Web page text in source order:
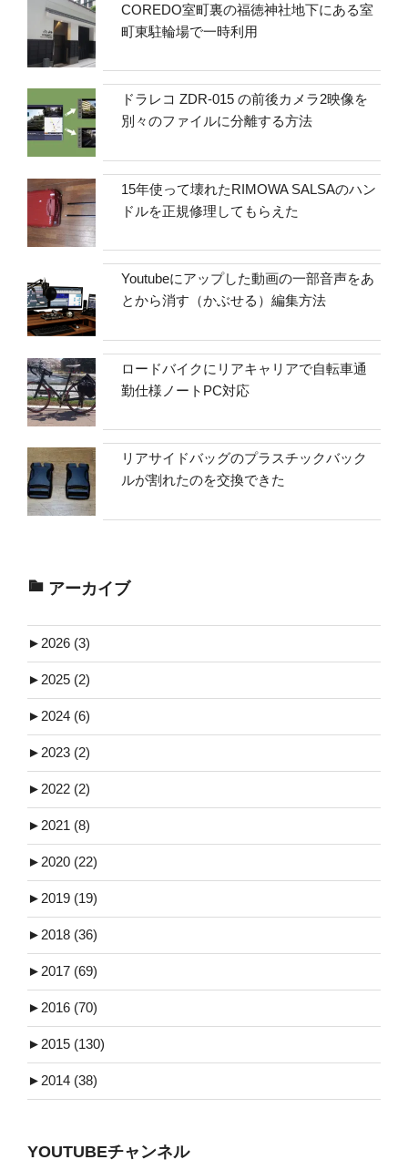
COREDO室町裏の福徳神社地下にある室
町東駐輪場で一時利用
ドラレコ ZDR-015 の前後カメラ2映像を
別々のファイルに分離する方法
15年使って壊れたRIMOWA SALSAのハン
ドルを正規修理してもらえた
Youtubeにアップした動画の一部音声をあ
とから消す（かぶせる）編集方法
ロードバイクにリアキャリアで自転車通
勤仕様ノートPC対応
リアサイドバッグのプラスチックバック
ルが割れたのを交換できた
アーカイブ
►2026 (3)
►2025 (2)
►2024 (6)
►2023 (2)
►2022 (2)
►2021 (8)
►2020 (22)
►2019 (19)
►2018 (36)
►2017 (69)
►2016 (70)
►2015 (130)
►2014 (38)
YOUTUBEチャンネル